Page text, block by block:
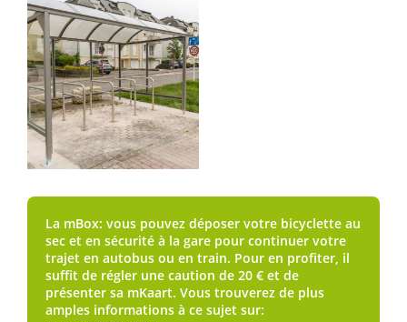
La mBox: vous pouvez déposer votre bicyclette au
sec et en sécurité à la gare pour continuer votre
trajet en autobus ou en train. Pour en profiter, il
suffit de régler une caution de 20 € et de
présenter sa mKaart. Vous trouverez de plus
amples informations à ce sujet sur: